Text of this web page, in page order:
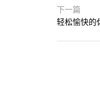
下一篇
轻松愉快的